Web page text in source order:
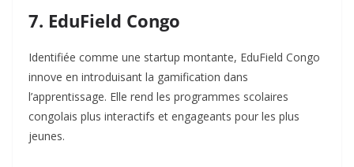
7. EduField Congo
Identifiée comme une startup montante, EduField Congo
innove en introduisant la gamification dans
l’apprentissage. Elle rend les programmes scolaires
congolais plus interactifs et engageants pour les plus
jeunes.